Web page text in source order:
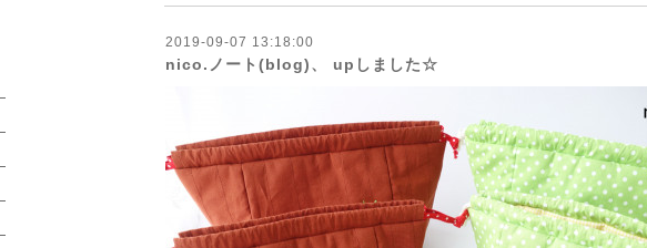
2019-09-07 13:18:00
nico.ノート(blog)、 upしました☆